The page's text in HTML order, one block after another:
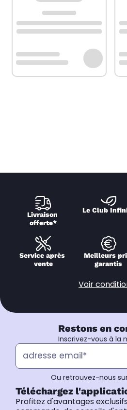
Livraison
offerte*
Le Club
Service après
vente
Meilleurs
garantis
Voir
Restons en
Inscrivez-vous à la
Ou retrouvez-nous
Téléchargez
Profitez d'avantages